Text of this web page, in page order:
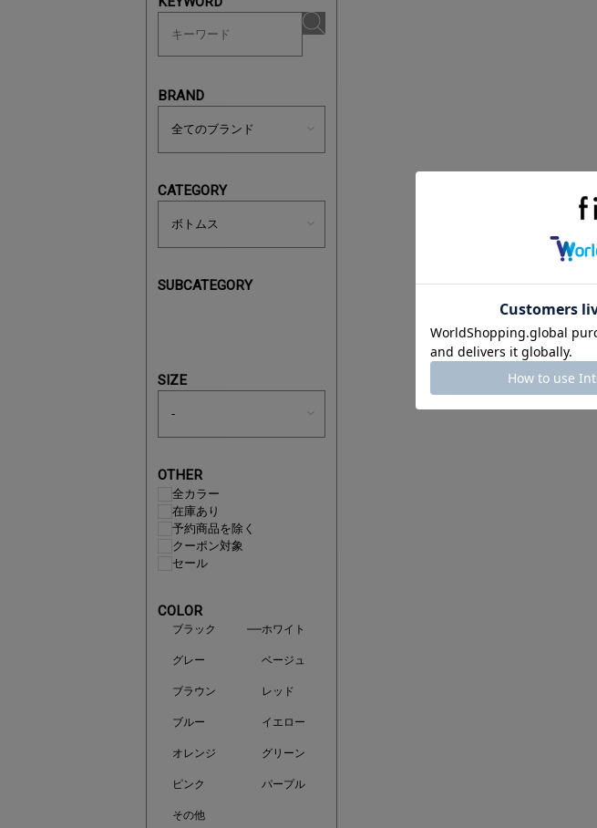
BRAND
CATEGORY
SUBCATEGORY
SIZE
OTHER
全カラー
在庫あり
予約商品を除く
クーポン対象
セール
COLOR
ブラック ホワイト
グレー ベージュ
ブラウン レッド
ブルー イエロー
オレンジ グリーン
ピンク パープル
その他
あと1点にちょうどいい！お助けプチアイテム